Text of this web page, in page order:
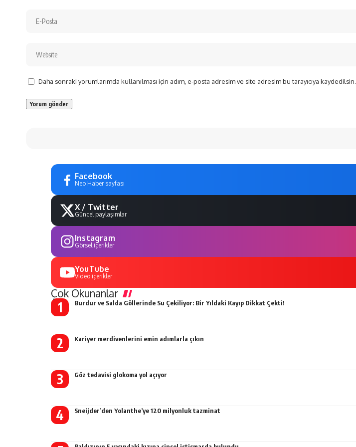
Daha sonraki yorumlarımda kullanılması için adım, e-posta adresim ve site adresim bu tarayıcıya kaydedilsin.
Facebook
Neo Haber sayfası
X / Twitter
Güncel paylaşımlar
Instagram
Görsel içerikler
YouTube
Video içerikler
Çok Okunanlar
Burdur ve Salda Göllerinde Su Çekiliyor: Bir Yıldaki Kayıp Dikkat Çekti!
Kariyer merdivenlerini emin adımlarla çıkın
Göz tedavisi glokoma yol açıyor
Sneijder’den Yolanthe’ye 120 milyonluk tazminat